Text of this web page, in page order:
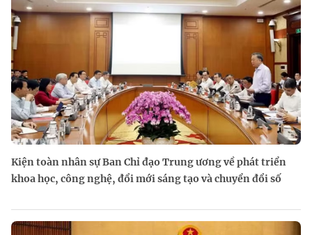
Kiện toàn nhân sự Ban Chỉ đạo Trung ương về phát triển
khoa học, công nghệ, đổi mới sáng tạo và chuyển đổi số